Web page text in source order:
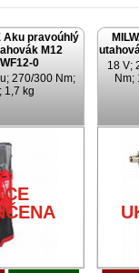
Aku pravoúhlý
M12
0
270/300 Nm;
1,7 kg
18 V;
Nm;